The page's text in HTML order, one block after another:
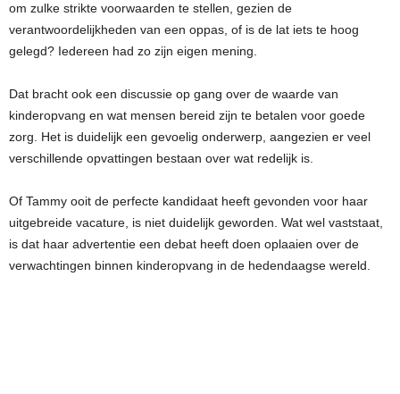
om zulke strikte voorwaarden te stellen, gezien de
verantwoordelijkheden van een oppas, of is de lat iets te hoog
gelegd? Iedereen had zo zijn eigen mening.
Dat bracht ook een discussie op gang over de waarde van
kinderopvang en wat mensen bereid zijn te betalen voor goede
zorg. Het is duidelijk een gevoelig onderwerp, aangezien er veel
verschillende opvattingen bestaan over wat redelijk is.
Of Tammy ooit de perfecte kandidaat heeft gevonden voor haar
uitgebreide vacature, is niet duidelijk geworden. Wat wel vaststaat,
is dat haar advertentie een debat heeft doen oplaaien over de
verwachtingen binnen kinderopvang in de hedendaagse wereld.